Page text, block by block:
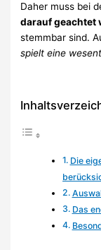
Daher muss bei
darauf geachtet
stemmbar sind.
spielt eine
Die
Das